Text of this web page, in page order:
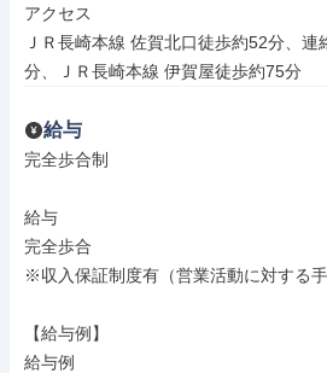
アクセス
ＪＲ長崎本線 佐賀北口徒歩約52分、
分、ＪＲ長崎本線 伊賀屋徒歩約75分
給与
完全歩合制
給与
完全歩合
※収入保証制度有（営業活動に対する手
【給与例】
給与例